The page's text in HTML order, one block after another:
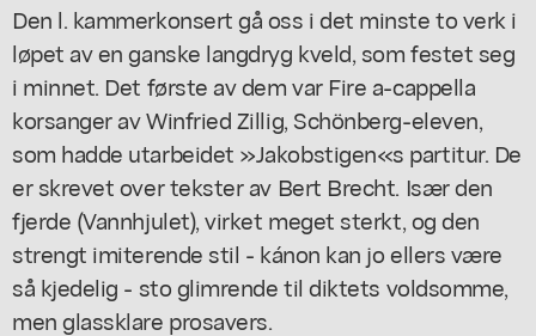
Den l. kammerkonsert gå oss i det minste to verk i
løpet av en ganske langdryg kveld, som festet seg
i minnet. Det første av dem var Fire a-cappella
korsanger av Winfried Zillig, Schönberg-eleven,
som hadde utarbeidet »Jakobstigen«s partitur. De
er skrevet over tekster av Bert Brecht. Især den
fjerde (Vannhjulet), virket meget sterkt, og den
strengt imiterende stil - kánon kan jo ellers være
så kjedelig - sto glimrende til diktets voldsomme,
men glassklare prosavers.